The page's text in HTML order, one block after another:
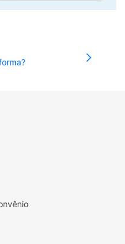
de açúcares,
o recheio cremoso
hora.
ama com a dose